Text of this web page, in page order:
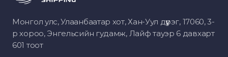
Монгол улс, Улаанбаатар хот, Хан-Уул дүүрэг, 17060, 3-
р хороо, Энгельсийн гудамж, Лайф тауэр 6 давхарт
601 тоот